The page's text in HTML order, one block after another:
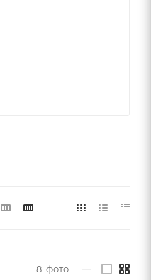
8 фото